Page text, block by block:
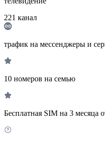
221 канал
трафик на мессенджеры и
10 номеров на семью
Бесплатная SIM на 3 месяца